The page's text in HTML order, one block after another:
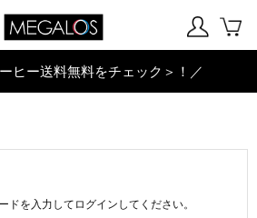
ヒー送料無料をチェック＞！／
ドを入力してログインしてください。